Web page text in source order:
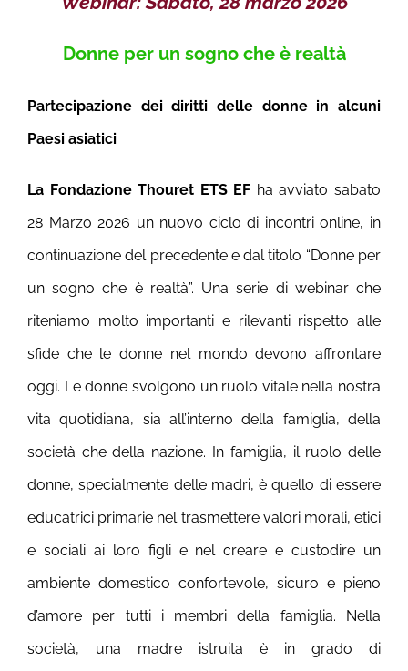
Donne per un sogno che è realtà
Partecipazione dei diritti delle donne in alcuni
Paesi asiatici
La Fondazione Thouret ETS EF ha avviato sabato
28 Marzo 2026 un nuovo ciclo di incontri online, in
continuazione del precedente e dal titolo “Donne per
un sogno che è realtà”. Una serie di webinar che
riteniamo molto importanti e rilevanti rispetto alle
sfide che le donne nel mondo devono affrontare
oggi. Le donne svolgono un ruolo vitale nella nostra
vita quotidiana, sia all’interno della famiglia, della
società che della nazione. In famiglia, il ruolo delle
donne, specialmente delle madri, è quello di essere
educatrici primarie nel trasmettere valori morali, etici
e sociali ai loro figli e nel creare e custodire un
ambiente domestico confortevole, sicuro e pieno
d’amore per tutti i membri della famiglia. Nella
società, una madre istruita è in grado di